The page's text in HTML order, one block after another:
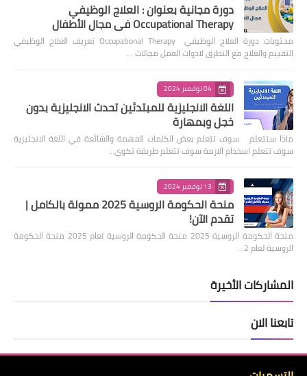
دورة مجانية بعنوان : العلاج الوظيفي
Occupational Therapy في مجال الأطفال
محتويات دورة العلاج الوظيفي Occupational Therapy تعريف العلاج الوظيفي
التقييم والعلاج مع التطرق لادوات العمل مجالات …
04 نوفمبر 2024
اللغة الانجليزية للمبتدئين تحدث الانجليزية بدون
خجل وبمهارة
ماذا ستتعلم سوف تتعلم بعض الكلمات المهمة والشائعة في اللغة الانجليزية
سوف تتعلم اسخدام الازمة سوف تتعلم طريقة تكوي…
13 نوفمبر 2024
منحة الحكومة الروسية 2025 ممولة بالكامل |
تقدم الآن!
منحة الحكومة الروسية 2025 منحة الحكومة الروسية لعام 2025 منحة الحكومة
الروسية لعام 2…
المشاركات الأخيرة
تابعنا الان